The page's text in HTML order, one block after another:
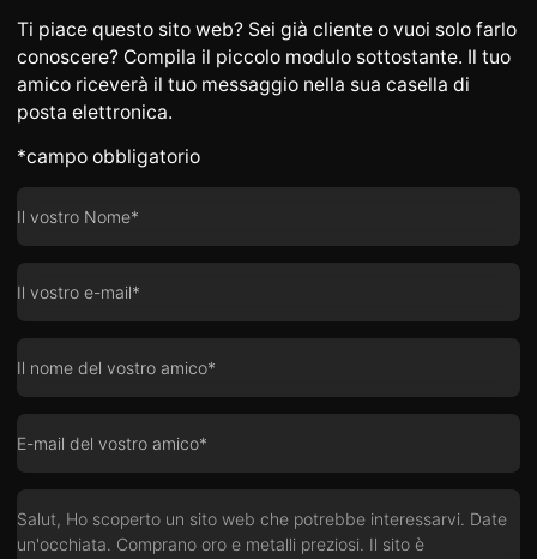
Ti piace questo sito web? Sei già cliente o vuoi solo farlo
conoscere? Compila il piccolo modulo sottostante. Il tuo
amico riceverà il tuo messaggio nella sua casella di
posta elettronica.
*campo obbligatorio